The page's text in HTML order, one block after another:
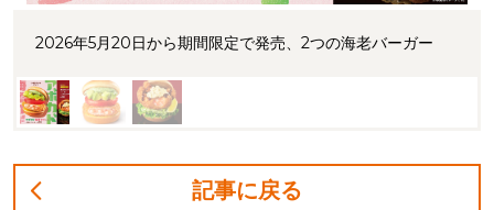
2026年5月20日から期間限定で発売、2つの海老バーガー
記事に戻る